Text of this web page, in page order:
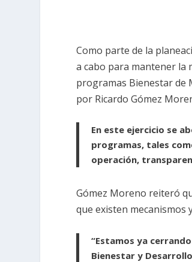
Como parte de la
a cabo para mantener la
programas Bienestar de
por Ricardo Gómez
En este ejercicio se
programas, tales
operación,
Gómez Moreno reiteró
que existen mecanismos
“Estamos ya
Bienestar y